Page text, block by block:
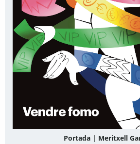
Portada | Meritxell